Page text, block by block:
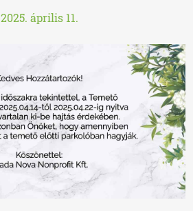
2025. április 11.